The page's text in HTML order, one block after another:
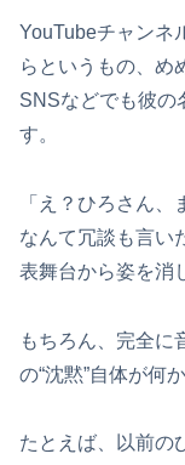
YouTubeチャンネ
らというもの、め
SNSなどでも彼の
す。
「え？ひろさん
なんて冗談も言い
表舞台から姿を消
もちろん、完全に
の“沈黙”自体が何
たとえば、以前の